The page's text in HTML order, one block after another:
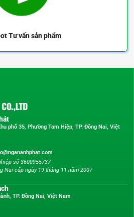
Tư vấn sản phẩm
phố 35, Phường Tam Hiệp, TP. Đồng Nai, Việt
số 3600955737
Nai cấp ngày 19 tháng 11 năm 2007
TP. Đồng Nai, Việt Nam